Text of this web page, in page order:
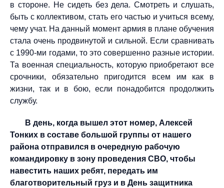
в стороне. Не сидеть без дела. Смотреть и слушать,
быть с коллективом, стать его частью и учиться всему,
чему учат. На данный момент армия в плане обучения
стала очень продвинутой и сильной. Если сравнивать
с 1990-ми годами, то это совершенно разные истории.
Та военная специальность, которую приобретают все
срочники, обязательно пригодится всем им как в
жизни, так и в бою, если понадобится продолжить
службу.
В день, когда вышел этот номер, Алексей
Тонких в составе большой группы от нашего
района отправился в очередную рабочую
командировку в зону проведения СВО, чтобы
навестить наших ребят, передать им
благотворительный груз и в День защитника